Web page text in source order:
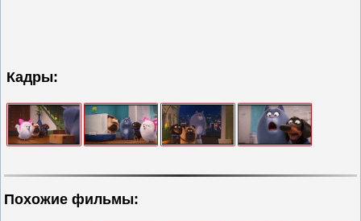
Кадры:
Похожие фильмы: